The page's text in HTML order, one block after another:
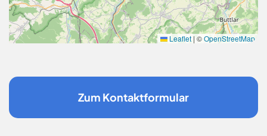
Leaflet | ©OpenStreetMap
Zum Kontaktformular